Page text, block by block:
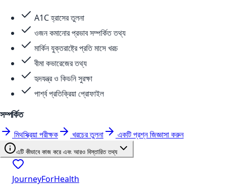
A1C হ্রাসের তুলনা
ওজন কমানোর প্রভাব সম্পর্কিত তথ্য
মার্কিন যুক্তরাষ্ট্রে প্রতি মাসে খরচ
বীমা কভারেজের তথ্য
হৃদযন্ত্র ও কিডনি সুরক্ষা
পার্শ্ব প্রতিক্রিয়া প্রোফাইল
সম্পর্কিত
মিথস্ক্রিয়া পরীক্ষক খরচের তুলনা একটি প্রশ্ন জিজ্ঞাসা করুন
এটি কীভাবে কাজ করে এবং আরও বিস্তারিত তথ্য
JourneyForHealth